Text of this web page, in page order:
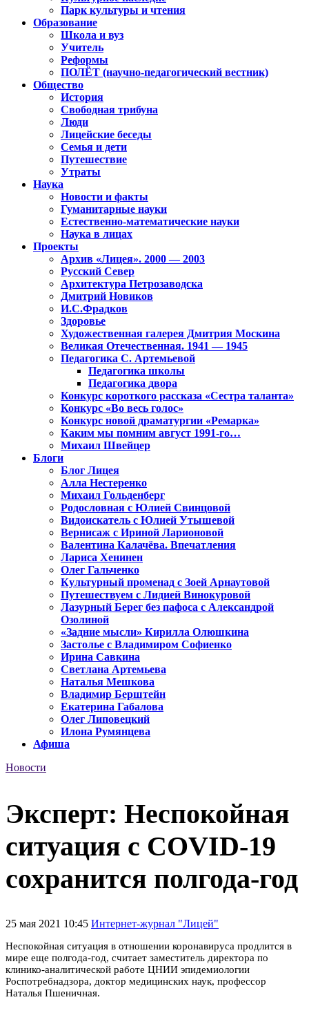
Парк культуры и чтения
Образование
Школа и вуз
Учитель
Реформы
ПОЛЁТ (научно-педагогический вестник)
Общество
История
Свободная трибуна
Люди
Лицейские беседы
Семья и дети
Путешествие
Утраты
Наука
Новости и факты
Гуманитарные науки
Естественно-математические науки
Наука в лицах
Проекты
Архив «Лицея». 2000 — 2003
Русский Север
Архитектура Петрозаводска
Дмитрий Новиков
И.С.Фрадков
Здоровье
Художественная галерея Дмитрия Москина
Великая Отечественная. 1941 — 1945
Педагогика С. Артемьевой
Педагогика школы
Педагогика двора
Конкурс короткого рассказа «Сестра таланта»
Конкурс «Во весь голос»
Конкурс новой драматургии «Ремарка»
Каким мы помним август 1991-го…
Михаил Швейцер
Блоги
Блог Лицея
Алла Нестеренко
Михаил Гольденберг
Родословная с Юлией Свинцовой
Видоискатель с Юлией Утышевой
Вернисаж с Ириной Ларионовой
Валентина Калачёва. Впечатления
Лариса Хенинен
Олег Гальченко
Культурный променад с Зоей Арнаутовой
Путешествуем с Лидией Винокуровой
Лазурный Берег без пафоса с Александрой
Озолиной
«Задние мысли» Кирилла Олюшкина
Застолье с Владимиром Софиенко
Ирина Савкина
Светлана Артемьева
Наталья Мешкова
Владимир Берштейн
Екатерина Габалова
Олег Липовецкий
Илона Румянцева
Афиша
Новости
Эксперт: Неспокойная
ситуация с COVID-19
сохранится полгода-год
25 мая 2021 10:45 Интернет-журнал "Лицей"
Неспокойная ситуация в отношении коронавируса продлится в
мире еще полгода-год, считает заместитель директора по
клинико-аналитической работе ЦНИИ эпидемиологии
Роспотребнадзора, доктор медицинских наук, профессор
Наталья Пшеничная.